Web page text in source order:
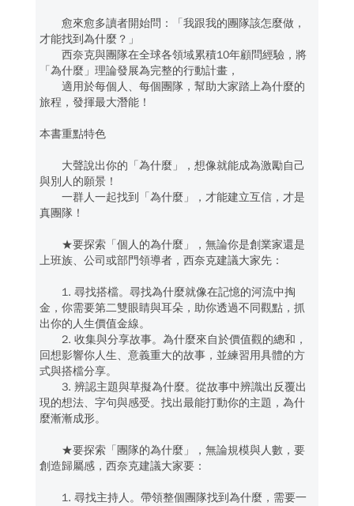
愈來愈多讀者開始問：「我跟我的團隊該怎麼做，
才能找到為什麼？」
西奈克與團隊在全球各領域累積10年顧問經驗，將
「為什麼」理論發展為完整的行動計畫，
適用於每個人、每個團隊，幫助大家踏上為什麼的
旅程，發揮最大潛能！
本書重點特色
大聲說出你的「為什麼」，想像就能成為激勵自己
與別人的願景！
一群人一起找到「為什麼」，才能建立互信，才是
真團隊！
★要探索「個人的為什麼」，無論你是創業家還是
上班族、公司或部門領導者，西奈克建議大家先：
1. 尋找搭檔。尋找為什麼就像在記憶的河流中掏
金，你需要第二雙眼睛與耳朵，助你透過不同觀點，抓
出你的人生價值金線。
2. 收集與分享故事。為什麼來自於價值觀的總和，
回想影響你人生、意義重大的故事，並練習用具體的方
式與搭檔分享。
3. 辨認主題與草擬為什麼。從故事中辨識出反覆出
現的想法、字句與感受。找出最能打動你的主題，為什
麼漸漸成形。
★要探索「團隊的為什麼」，無論規模與人數，要
創造歸屬感，西奈克建議大家要：
1. 尋找主持人。帶領整個團隊找到為什麼，需要一